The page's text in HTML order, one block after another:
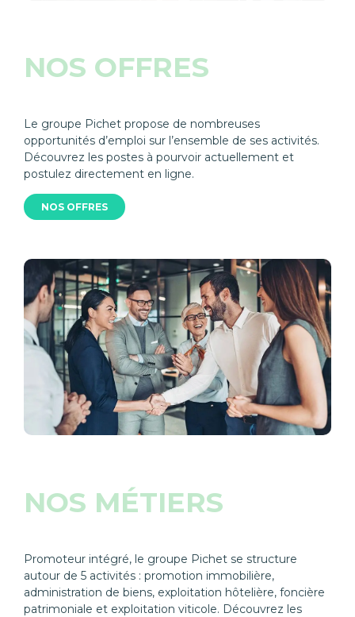
NOS OFFRES
Le groupe Pichet propose de nombreuses
opportunités d’emploi sur l’ensemble de ses activités.
Découvrez les postes à pourvoir actuellement et
postulez directement en ligne.
NOS OFFRES
NOS MÉTIERS
Promoteur intégré, le groupe Pichet se structure
autour de 5 activités : promotion immobilière,
administration de biens, exploitation hôtelière, foncière
patrimoniale et exploitation viticole. Découvrez les